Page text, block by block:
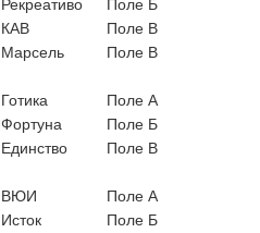
КАВ
Поле В
Марсель
Поле В
Готика
Поле А
Фортуна
Поле Б
Единство
Поле В
ВЮИ
Поле А
Исток
Поле Б